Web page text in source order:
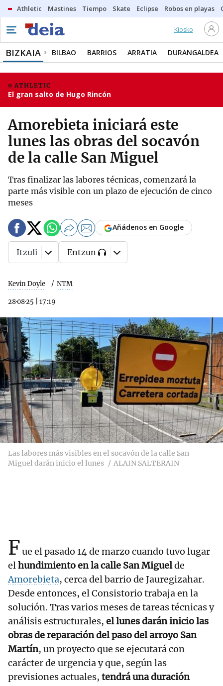
Athletic Mastines Tiempo Skate Eclipse Robos en playas
Kiosko
BIZKAIA BILBAO BARRIOS ARRATIA DURANGALDEA
ATHLETIC
El gran salto de Hugo Rincón
Amorebieta iniciará este
lunes las obras del socavón
de la calle San Miguel
Tras finalizar las labores técnicas, comenzará la
parte más visible con un plazo de ejecución de cinco
meses
Kevin Doyle NTM
28·08·25 17:19
Añádenos en Google
Itzuli Entzun
Las labores más visibles en el socavón de la calle San
Miguel darán inicio el lunes
ALAIN SALTERAIN
Fue el pasado 14 de marzo cuando tuvo lugar
elhundimiento en la calle San Miguelde
Amorebieta, cerca del barrio de Jauregizahar.
Desde entonces, el Consistorio trabaja en la
solución. Tras varios meses de tareas técnicas y
análisis estructurales, el lunes darán inicio las
obras de reparación del paso del arroyo San
Martín, un proyecto que se ejecutará con
carácter de urgencia y que, según las
previsiones actuales, tendrá una duración